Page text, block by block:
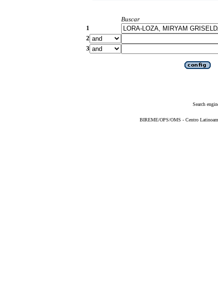
Buscar
1
2
3
Search
BIREME/OPS/OMS - Centro